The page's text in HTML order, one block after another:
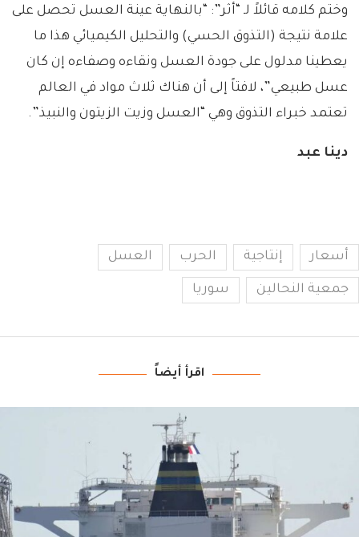
وختم كلامه قائلاً لـ “أثر”: “بالنهاية عينة العسل تحصل على
علامة نتيجة (التذوق الحسي) والتحليل الكيميائي هذا ما
يعطينا مدلول على جودة العسل ونقاءه وصفاءه إن كان
عسل طبيعي”، لافتاً إلى أن هناك ثلاث مواد في العالم
تعتمد خبراء التذوق وهي “العسل وزيت الزيتون والنبيذ”.
دينا عبد
أسعار إنتاجية الحرب العسل
جمعية النحالين سوريا
اقرأ أيضاً